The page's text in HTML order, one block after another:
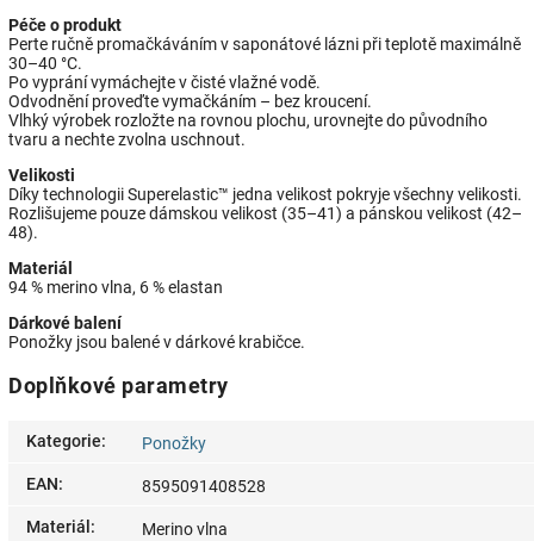
Péče o produkt
Perte ručně promačkáváním v saponátové lázni při teplotě maximálně
30–40 °C.
Po vyprání vymáchejte v čisté vlažné vodě.
Odvodnění proveďte vymačkáním – bez kroucení.
Vlhký výrobek rozložte na rovnou plochu, urovnejte do původního
tvaru a nechte zvolna uschnout.
Velikosti
Díky technologii Superelastic™ jedna velikost pokryje všechny velikosti.
Rozlišujeme pouze dámskou velikost (35–41) a pánskou velikost (42–
48).
Materiál
94 % merino vlna, 6 % elastan
Dárkové balení
Ponožky jsou balené v dárkové krabičce.
Doplňkové parametry
Kategorie: Ponožky
EAN: 8595091408528
Materiál : Merino vlna